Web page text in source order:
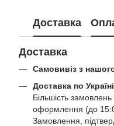
Доставка
Доставка
Самовивіз з
Доставка по Україні
Більшість
оформлення (до
Замовлення,